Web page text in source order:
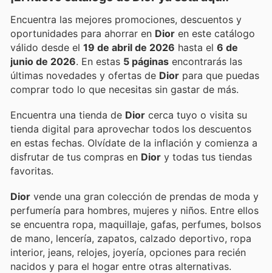
Encuentra las mejores promociones, descuentos y
oportunidades para ahorrar en Dior en este catálogo
válido desde el 19 de abril de 2026 hasta el 6 de
junio de 2026 . En estas 5 páginas encontrarás las
últimas novedades y ofertas de Dior para que puedas
comprar todo lo que necesitas sin gastar de más.
Encuentra una tienda de Dior cerca tuyo o visita su
tienda digital para aprovechar todos los descuentos
en estas fechas. Olvídate de la inflación y comienza a
disfrutar de tus compras en Dior y todas tus tiendas
favoritas.
Dior vende una gran colección de prendas de moda y
perfumería para hombres, mujeres y niños. Entre ellos
se encuentra ropa, maquillaje, gafas, perfumes, bolsos
de mano, lencería, zapatos, calzado deportivo, ropa
interior, jeans, relojes, joyería, opciones para recién
nacidos y para el hogar entre otras alternativas.